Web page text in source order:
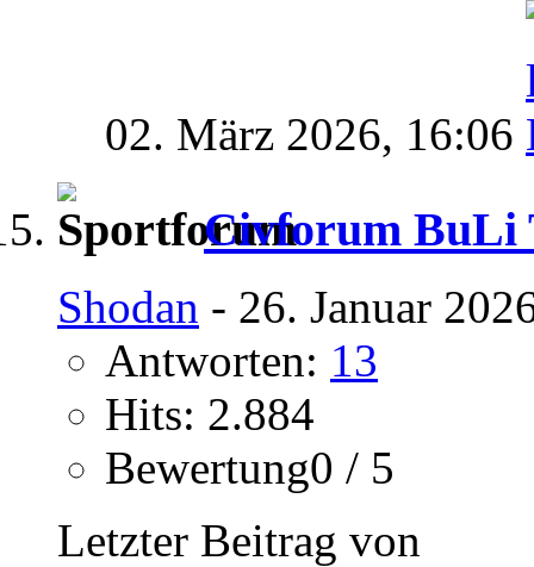
02. März 2026, 16:06
Civforum BuLi
Shodan - 26. Januar
Antworten: 13
Hits: 2.884
Bewertung0 / 5
Letzter Beitrag von